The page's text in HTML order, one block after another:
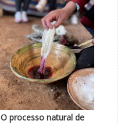
O processo natural de